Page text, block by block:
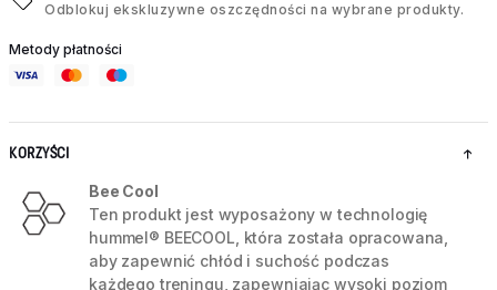
Odblokuj ekskluzywne oszczędności na wybrane produkty.
Metody płatności
KORZYŚCI
Bee Cool
Ten produkt jest wyposażony w technologię
hummel® BEECOOL, która została opracowana,
aby zapewnić chłód i suchość podczas
każdego treningu, zapewniając wysoki poziom